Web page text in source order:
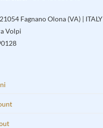
Fagnano Olona (VA) | ITALY
Volpi